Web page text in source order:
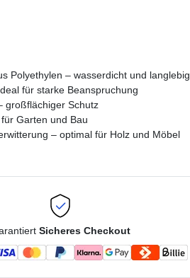
Polyethylen – wasserdicht und langlebig
für starke Beanspruchung
großflächiger Schutz
Garten und Bau
– optimal für Holz und Möbel
Sicheres Checkout